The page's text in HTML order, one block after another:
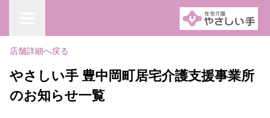
店舗詳細へ戻る
やさしい手 豊中岡町居宅介護支援事業所
のお知らせ一覧